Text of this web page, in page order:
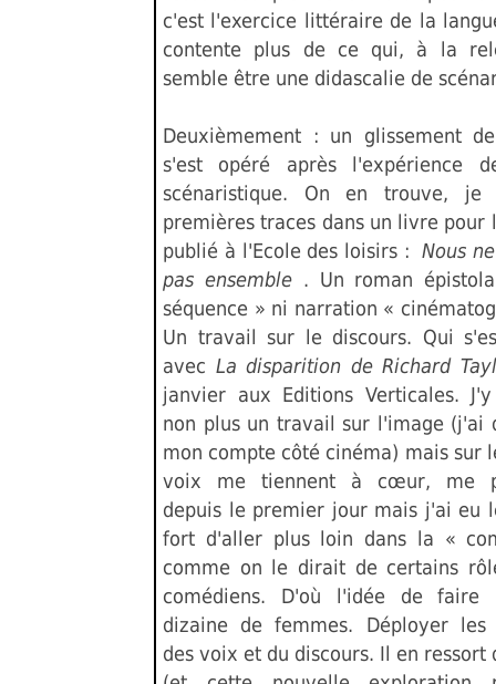
c'est l'exercice littéraire de la
contente plus de ce qui, à la
semble être une didascalie de
Deuxièmement : un glissement
s'est opéré après l'expérience
scénaristique. On en trouve, je
premières traces dans un livre pour
publié à l'Ecole des loisirs :Nous
pas ensemble . Un roman
séquence » ni narration «
Un travail sur le discours. Qui
avec La disparition de Richard
janvier aux Editions Verticales.
non plus un travail sur l'image (j'ai
mon compte côté cinéma) mais sur
voix me tiennent à cœur, me
depuis le premier jour mais j'ai eu
fort d'aller plus loin dans la «
comme on le dirait de certains
comédiens. D'où l'idée de faire
dizaine de femmes. Déployer les
des voix et du discours. Il en ressort